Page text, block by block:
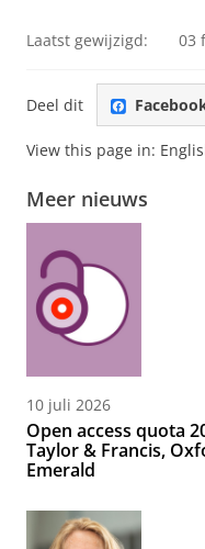
Laatst gewijzigd: 03
Deel dit
View this page in:
Meer nieuws
10 juli 2026
Open access quota
Taylor & Francis,
Emerald